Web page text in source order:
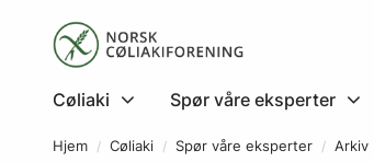
Cøliaki Spør våre eksperter
Hjem Cøliaki Spør våre eksperter Arkiv